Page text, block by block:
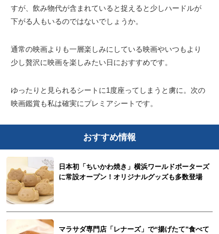
すが、飲み物代が含まれていると捉えると少しハードルが
下がる人もいるのではないでしょうか。
通常の映画よりも一層楽しみにしている映画やいつもより
少し贅沢に映画を楽しみたい日におすすめです。
ゆったりと見られるシートに1度座ってしまうと虜に。次の
映画鑑賞も私は確実にプレミアシートです。
おすすめ情報
日本初「ちいかわ焼き」横浜ワールドポーターズ
に常設オープン！オリジナルグッズも多数登場
マラサダ専門店「レナーズ」で“揚げたて”食べて